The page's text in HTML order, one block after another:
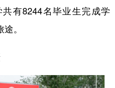
有8244名毕业生完成学
。